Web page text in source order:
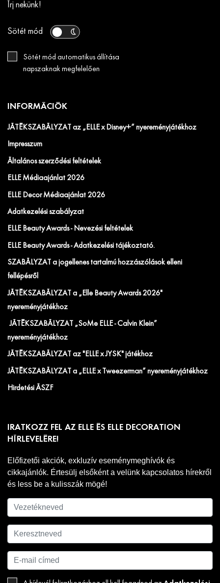
Írj nekünk!
Sötét mód
Sötét mód automatikus állítása
napszaknak megfelelően
INFORMÁCIÓK
JÁTÉKSZABÁLYZAT az „ELLE x Disney+” nyereményjátékhoz
Impresszum
Általános szerződési feltételek
ELLE Médiaajánlat 2026
ELLE Decor Médiaajánlat 2026
Adatkezelési szabályzat
ELLE Beauty Awards - Nevezési feltételek
ELLE Beauty Awards - Adatkezelési tájékoztató.
SZABÁLYZAT a jogellenes tartalmú hozzászólások elleni
fellépésről
JÁTÉKSZABÁLYZAT a „Elle Beauty Awards 2026"
nyereményjátékhoz
JÁTÉKSZABÁLYZAT „SoMe ELLE - Calvin Klein”
nyereményjátékhoz
JÁTÉKSZABÁLYZAT az "ELLE x JYSK" játékhoz
JÁTÉKSZABÁLYZAT a „ELLE x Tweezerman” nyereményjátékhoz
Hirdetési ÁSZF
IRATKOZZ FEL AZ ELLE ÉS ELLE DECORATION
HÍRLEVELÉRE!
Előfizetői akciók, exkluzív eseménymeghívók és
cikkajánlók. Értesülj elsőként a velünk kapcsolatos hírekről
és less be a kulisszák mögé!